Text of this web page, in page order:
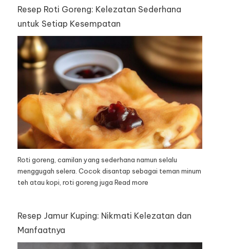
Resep Roti Goreng: Kelezatan Sederhana
untuk Setiap Kesempatan
Roti goreng, camilan yang sederhana namun selalu
menggugah selera. Cocok disantap sebagai teman minum
teh atau kopi, roti goreng juga Read more
Resep Jamur Kuping: Nikmati Kelezatan dan
Manfaatnya